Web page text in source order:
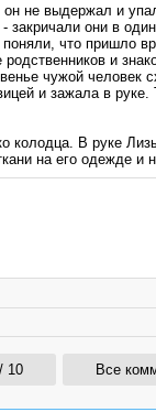
не выдержал и
они в
что пришло
и
чужой человек
и зажала в
В руке
на его одежде и
10 Все